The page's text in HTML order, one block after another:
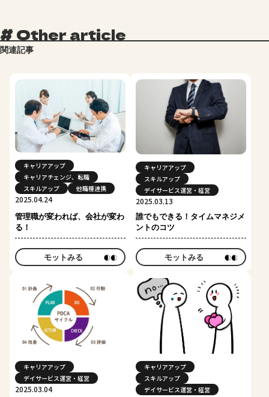
#Other article
関連記事
キャリアアップ
キャリアチェンジ、転職
スキルアップ
他職種連携
2025.04.24
管理職が変われば、会社が変わ
る！
モットみる
キャリアアップ
スキルアップ
デイサービス運営・経営
2025.03.13
誰でもできる！タイムマネジメ
ントのコツ
モットみる
キャリアアップ
デイサービス運営・経営
2025.03.04
キャリアアップ
スキルアップ
デイサービス運営・経営